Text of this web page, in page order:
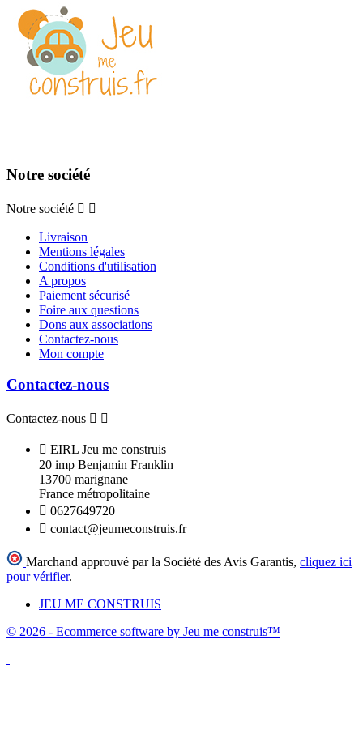
Notre société
Notre société  
Livraison
Mentions légales
Conditions d'utilisation
A propos
Paiement sécurisé
Foire aux questions
Dons aux associations
Contactez-nous
Mon compte
Contactez-nous
Contactez-nous  
 EIRL Jeu me construis
20 imp Benjamin Franklin
13700 marignane
France métropolitaine
 0627649720
 contact@jeumeconstruis.fr
Marchand approuvé par la Société des Avis Garantis, cliquez ici
pour vérifier.
JEU ME CONSTRUIS
© 2026 - Ecommerce software by Jeu me construis™